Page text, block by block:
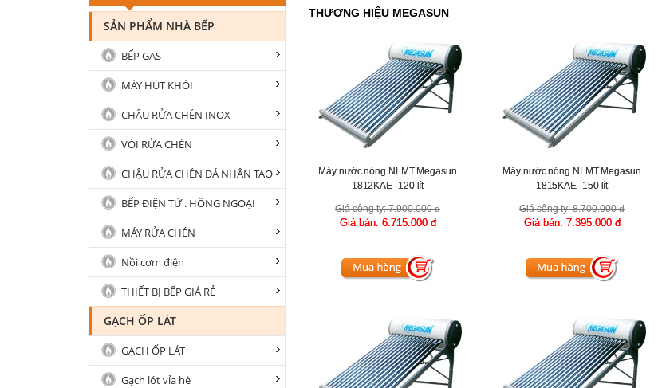
THƯƠNG HIỆU MEGASUN
Máy nước nóng NLMT Megasun
1812KAE- 120 lít
Giá công ty:7.900.000 đ
Giá bán: 6.715.000 đ
Máy nước nóng NLMT Megasun
1815KAE- 150 lít
Giá công ty:8.700.000 đ
Giá bán: 7.395.000 đ
SẢN PHẨM NHÀ BẾP
BẾP GAS
MÁY HÚT KHÓI
CHẬU RỬA CHÉN INOX
VÒI RỬA CHÉN
CHẬU RỬA CHÉN ĐÁ NHÂN TAO
BẾP ĐIỆN TỪ . HỒNG NGOẠI
MÁY RỬA CHÉN
Nồi cơm điện
THIẾT BỊ BẾP GIÁ RẺ
GẠCH ỐP LÁT
GẠCH ỐP LÁT
Gạch lót vỉa hè